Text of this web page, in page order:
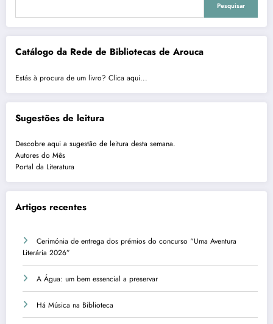
Pesquisar
Catálogo da Rede de Bibliotecas de Arouca
Estás à procura de um livro? Clica aqui...
Sugestões de leitura
Descobre aqui a sugestão de leitura desta semana.
Autores do Mês
Portal da Literatura
Artigos recentes
Cerimónia de entrega dos prémios do concurso “Uma Aventura
Literária 2026”
A Água: um bem essencial a preservar
Há Música na Biblioteca